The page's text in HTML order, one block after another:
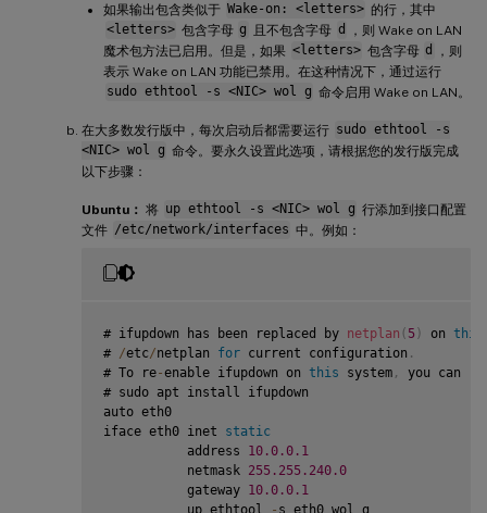
如果输出包含类似于 Wake-on: <letters> 的行，其中
<letters> 包含字母 g 且不包含字母 d
，则 Wake on LAN
魔术包方法已启用。但是，如果 <letters> 包含字母 d
，则
表示 Wake on LAN 功能已禁用。在这种情况下，通过运行
sudo ethtool -s <NIC> wol g 命令启用 Wake on LAN。
在大多数发行版中，每次启动后都需要运行 sudo ethtool -s
<NIC> wol g 命令。要永久设置此选项，请根据您的发行版完成
以下步骤：
Ubuntu： 将 up ethtool -s <NIC> wol g 行添加到接口配置
文件 /etc/network/interfaces 中。例如：
# ifupdown has been replaced by netplan ( 5 ) on this
# /etc/netplan for current configuration .
# To re-enable ifupdown on this system ,
you can
# sudo apt install ifupdown
auto eth0
iface eth0 inet static
           address
10.0 .0 .1
           netmask
255.255 .240 .0
           gateway
10.0 .0 .1
           up ethtool
- s eth0 wol g